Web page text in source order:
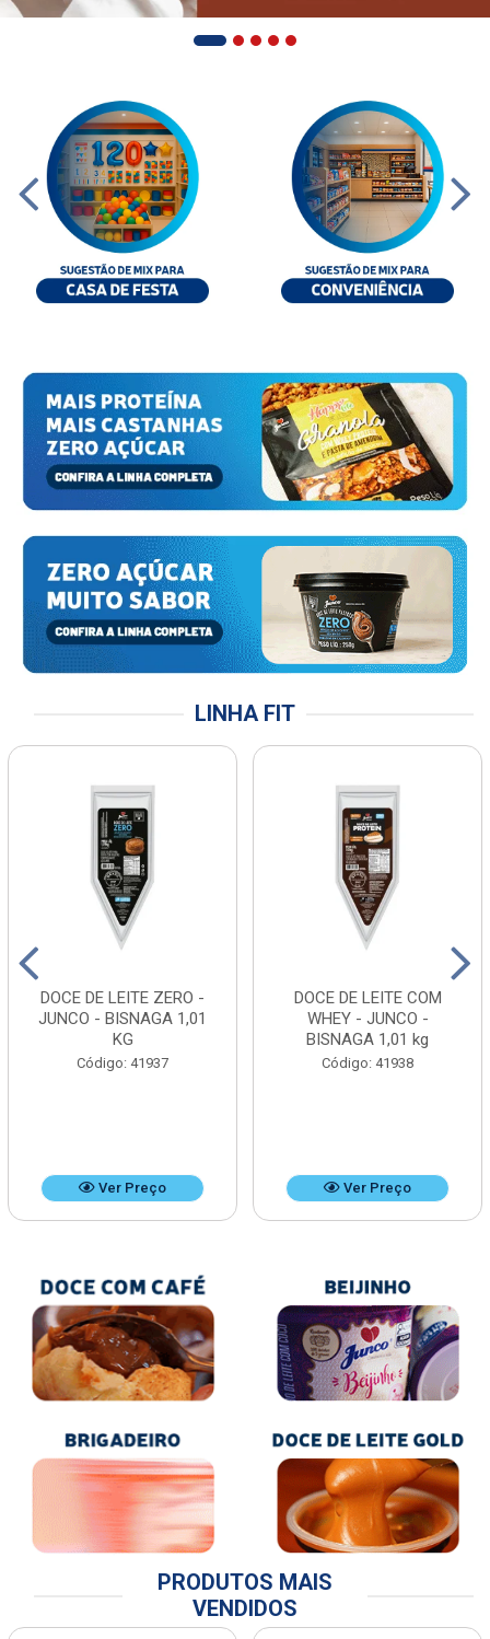
LINHA FIT
DOCE DE LEITE ZERO -
JUNCO - BISNAGA 1,01
KG
Código: 41937
Ver Preço
DOCE DE LEITE COM
WHEY - JUNCO -
BISNAGA 1,01 kg
Código: 41938
Ver Preço
PRODUTOS MAIS
VENDIDOS